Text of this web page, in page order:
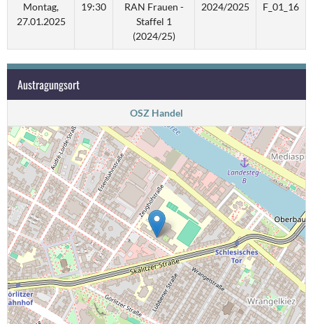
Montag,
27.01.2025
19:30
RAN Frauen -
Staffel 1
(2024/25)
2024/2025 F_01_16
Austragungsort
OSZ Handel